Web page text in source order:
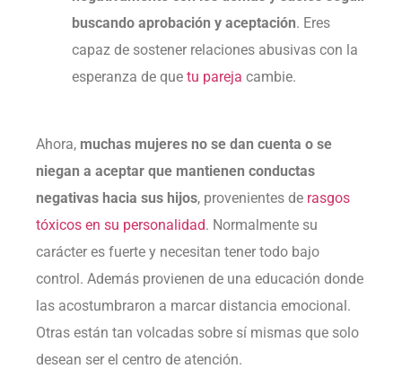
buscando aprobación y aceptación. Eres
capaz de sostener relaciones abusivas con la
esperanza de que tu pareja cambie.
Ahora, muchas mujeres no se dan cuenta o se
niegan a aceptar que mantienen conductas
negativas hacia sus hijos, provenientes de rasgos
tóxicos en su personalidad. Normalmente su
carácter es fuerte y necesitan tener todo bajo
control. Además provienen de una educación donde
las acostumbraron a marcar distancia emocional.
Otras están tan volcadas sobre sí mismas que solo
desean ser el centro de atención.